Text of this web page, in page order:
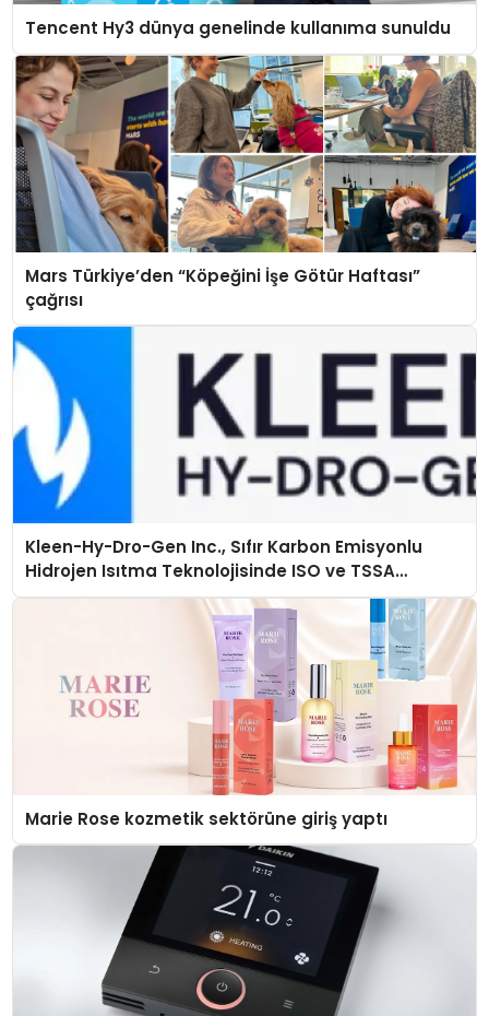
Tencent Hy3 dünya genelinde kullanıma sunuldu
Mars Türkiye’den “Köpeğini İşe Götür Haftası”
çağrısı
Kleen-Hy-Dro-Gen Inc., Sıfır Karbon Emisyonlu
Hidrojen Isıtma Teknolojisinde ISO ve TSSA
Düzenleyici Onaylarını Aldı
Marie Rose kozmetik sektörüne giriş yaptı